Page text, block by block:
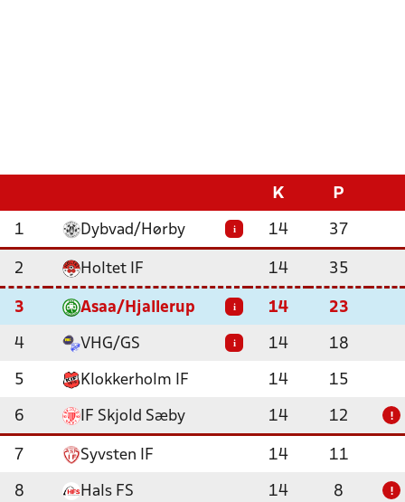
K P
1 Dybvad/Hørby i 14 37
2 Holtet IF 14 35
3 Asaa/Hjallerup i 14 23
4 VHG/GS i 14 18
5 Klokkerholm IF 14 15
6 IF Skjold Sæby 14 12 !
7 Syvsten IF 14 11
8 Hals FS 14 8 !